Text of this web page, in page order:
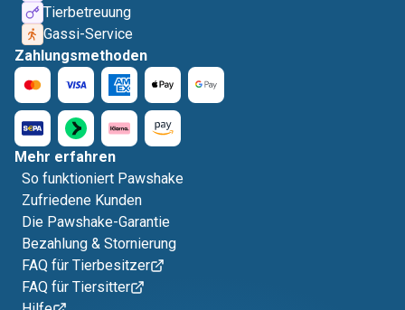
Tierbetreuung
Gassi-Service
Zahlungsmethoden
Mehr erfahren
So funktioniert Pawshake
Zufriedene Kunden
Die Pawshake-Garantie
Bezahlung & Stornierung
FAQ für Tierbesitzer
FAQ für Tiersitter